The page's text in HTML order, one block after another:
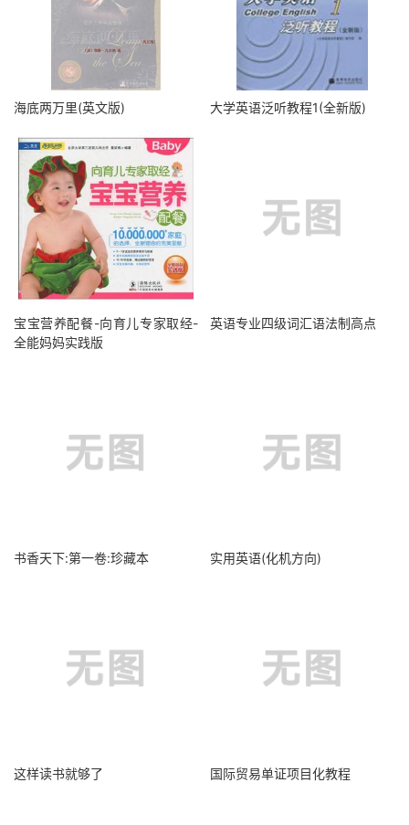
海底两万里(英文版) 大学英语泛听教程1(全新版)
宝宝营养配餐-向育儿专家取经-
全能妈妈实践版
英语专业四级词汇语法制高点
书香天下:第一卷:珍藏本 实用英语(化机方向)
这样读书就够了 国际贸易单证项目化教程